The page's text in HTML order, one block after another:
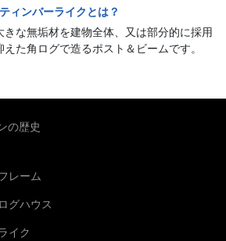
ティンバーライクとは？
な無垢材を建物全体、又は部分的に採用
た角ログで造るポスト＆ビームです。
の歴史
レーム
グハウス
イク